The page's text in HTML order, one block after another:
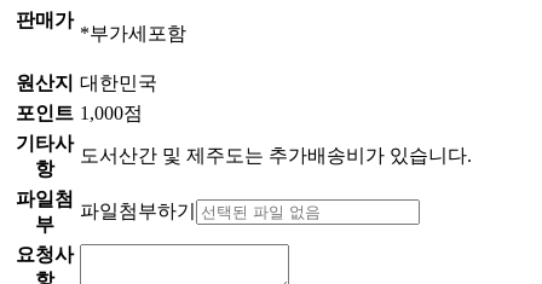
판매가
*부가세포함
원산지 대한민국
포인트 1,000점
기타사
항
도서산간 및 제주도는 추가배송비가 있습니다.
파일첨
부
파일첨부하기
요청사